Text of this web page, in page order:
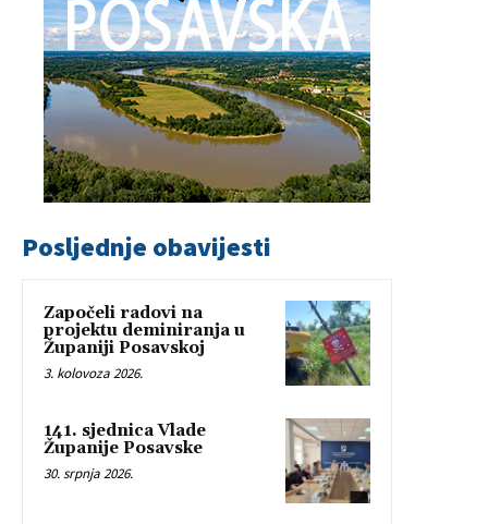
Posljednje obavijesti
Započeli radovi na
projektu deminiranja u
Županiji Posavskoj
3. kolovoza 2026.
141. sjednica Vlade
Županije Posavske
30. srpnja 2026.